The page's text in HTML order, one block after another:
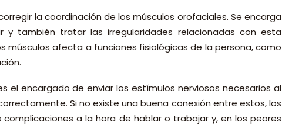
la coordinación de los músculos orofaciales. Se encarga
y también tratar las irregularidades relacionadas con esta
músculos afecta a funciones fisiológicas de la persona, como
el encargado de enviar los estímulos nerviosos necesarios al
Si no existe una buena conexión entre estos, los
a la hora de hablar o trabajar y, en los peores